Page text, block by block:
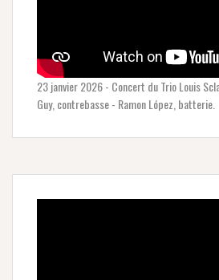
23 janvier 2026 - Concert du Trio Louis
Guy, contrebasse - Ramon López, batterie.